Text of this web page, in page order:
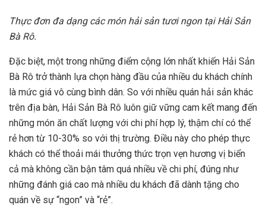
Thực đơn đa dạng các món hải sản tươi ngon tại Hải Sản
Bà Rô.
Đặc biệt, một trong những điểm cộng lớn nhất khiến Hải Sản
Bà Rô trở thành lựa chọn hàng đầu của nhiều du khách chính
là mức giá vô cùng bình dân. So với nhiều quán hải sản khác
trên địa bàn, Hải Sản Bà Rô luôn giữ vững cam kết mang đến
những món ăn chất lượng với chi phí hợp lý, thậm chí có thể
rẻ hơn từ 10-30% so với thị trường. Điều này cho phép thực
khách có thể thoải mái thưởng thức trọn vẹn hương vị biển
cả mà không cần bận tâm quá nhiều về chi phí, đúng như
những đánh giá cao mà nhiều du khách đã dành tặng cho
quán về sự “ngon” và “rẻ”.